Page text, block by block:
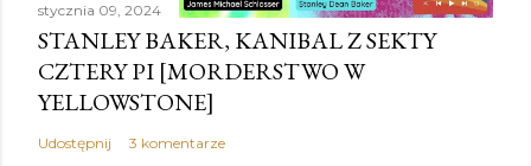
m
e
n
t
a
stycznia 09, 2024
STANLEY BAKER, KANIBAL Z SEKTY
CZTERY PI [MORDERSTWO W
YELLOWSTONE]
Udostępnij 3 komentarze